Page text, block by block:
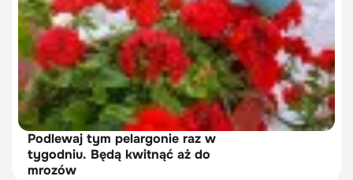
Podlewaj tym pelargonie raz w
tygodniu. Będą kwitnąć aż do
mrozów